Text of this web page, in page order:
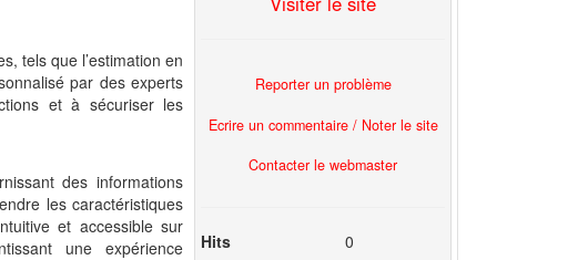
tels que l’estimation en
par des experts
et à sécuriser les
des informations
les caractéristiques
et accessible sur
une expérience
Reporter un problème
Ecrire un commentaire / Noter le site
Contacter le webmaster
Hits
0